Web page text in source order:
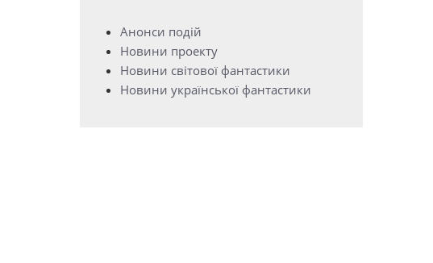
Анонси подій
Новини проекту
Новини світової фантастики
Новини української фантастики